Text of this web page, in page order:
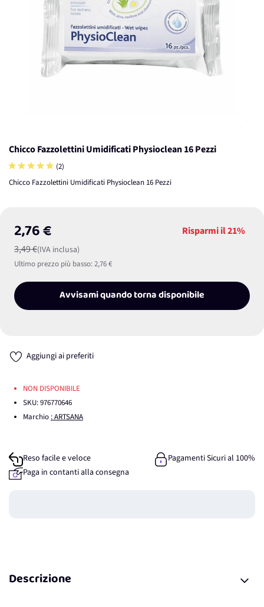
Chicco Fazzolettini Umidificati Physioclean 16 Pezzi
(2)
Chicco Fazzolettini Umidificati Physioclean 16 Pezzi
2,76 €
3,49 €(IVA inclusa)
Risparmi il21%
Ultimo prezzo più basso:2,76 €
Avvisami quando torna disponibile
Aggiungi ai preferiti
NON DISPONIBILE
SKU:976770646
Marchio : ARTSANA
Reso facile e veloce
Pagamenti Sicuri al 100%
Paga in contanti alla consegna
Descrizione